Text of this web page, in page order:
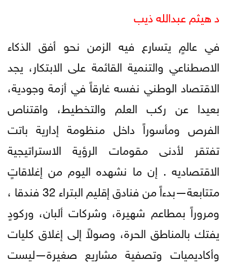
د هيثم عبدالله ذيب
في عالمٍ يتسارع فيه الزمن نحو أفق الذكاء
الاصطناعي والتنمية القائمة على الابتكار، يجد
الاقتصاد الوطني نفسه غارقاً في أزمة وجودية،
بعيدا عن ركب العلم والتخطيط، واقتناص
الفرص ومأسوراً داخل منظومة إدارية باتت
تفتقر لأدنى مقومات الرؤية الاستراتيجية
الاقتصاديه . إن ما نشهده اليوم من إغلاقاتٍ
متتابعة—بدءاً من فنادق إقليم البتراء 32 فندقا ،
ومروراً بمطاعم شهيرة، وشركات ألبان، وركودٍ
يفتك بالمناطق الحرة، وصولاً إلى إغلاق كليات
وأكاديميات وتصفية مشاريع صغيرة—ليست